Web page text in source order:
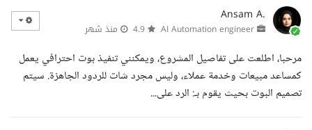
Ansam A.
منذ شهر
مرحبا، اطلعت على تفاصيل المشروع، ويمكنني تنفيذ بوت احترافي يعمل
كمساعد مبيعات وخدمة عملاء، وليس مجرد شات للردود الجاهزة. سيتم
تصميم البوت بحيث يقوم بـ: الرد على...